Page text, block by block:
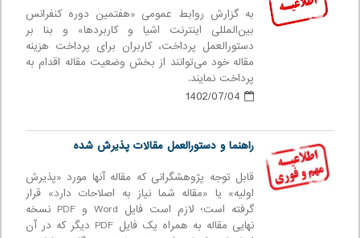
به گزارش روابط عمومی «هفتمین دوره كنفرانس
بین‌المللی اينترنت اشيا و كاربردها» و بنا بر
دستورالعمل پرداخت، کاربران برای پرداخت هزینه
مقاله خود می‌توانند از بخش وضعیت مقاله اقدام به
پرداخت نمایند.
1402/07/04
راهنما و دستورالعمل مقالات پذیرش شده
قابل توجه پژوهشگرانی که مقاله آنها مورد «پذیرش
اولیه» یا «مقاله شما نیاز به اصلاحات دارد» قرار
گرفته است؛ لازم است فایل Word و PDF نسخه
نهایی مقاله به همراه یک فایل PDF دیگر که در آن